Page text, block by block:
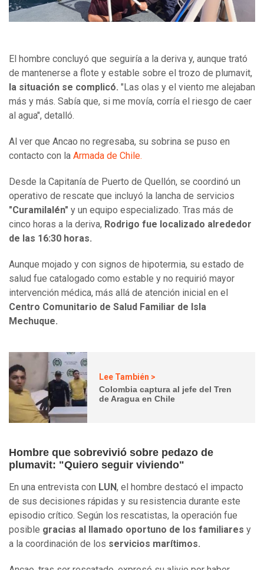
El hombre concluyó que seguiría a la deriva y, aunque trató
de mantenerse a flote y estable sobre el trozo de plumavit,
la situación se complicó. "Las olas y el viento me alejaban
más y más. Sabía que, si me movía, corría el riesgo de caer
al agua", detalló.
Al ver que Ancao no regresaba, su sobrina se puso en
contacto con la Armada de Chile.
Desde la Capitanía de Puerto de Quellón, se coordinó un
operativo de rescate que incluyó la lancha de servicios
"Curamilalén" y un equipo especializado. Tras más de
cinco horas a la deriva, Rodrigo fue localizado alrededor
de las 16:30 horas.
Aunque mojado y con signos de hipotermia, su estado de
salud fue catalogado como estable y no requirió mayor
intervención médica, más allá de atención inicial en el
Centro Comunitario de Salud Familiar de Isla
Mechuque.
Lee También >
Colombia captura al jefe del Tren
de Aragua en Chile
Hombre que sobrevivió sobre pedazo de
plumavit: "Quiero seguir viviendo"
En una entrevista con LUN, el hombre destacó el impacto
de sus decisiones rápidas y su resistencia durante este
episodio crítico. Según los rescatistas, la operación fue
posible gracias al llamado oportuno de los familiares y
a la coordinación de los servicios marítimos.